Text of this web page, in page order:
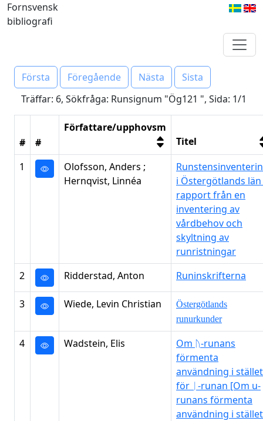
Fornsvensk
bibliografi
Första Föregående Nästa
Sista
Träffar: 6, Sökfråga: Runsignum "Ög121 ", Sida: 1/1
# #
Författare/upphovsm
Titel
1
Olofsson, Anders ;
Hernqvist, Linnéa
i Östergötlands län
rapport från en
inventering av
vårdbehov och
skyltning av
runristningar
2
Ridderstad, Anton Runinskrifterna
3 Wiede, Levin Christian
Östergötlands
runurkunder
4 Wadstein, Elis
Om ᚢ-runans
förmenta
användning i stället
för ᛁ-runan [Om u-
runans förmenta
användning i stället